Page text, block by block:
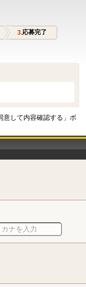
応募完了
意して内容確認する」ボ